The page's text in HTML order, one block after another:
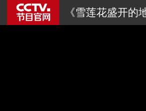
《雪莲花盛开的